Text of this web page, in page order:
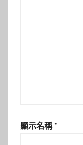
顯示名稱 *